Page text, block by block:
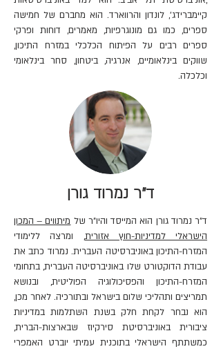
קיימברידג', לונדון והרווארד. הוא מחברם של חמישה
ספרים, כמו גם מונוגרפיות, מאמרים, דוחות ופרקי
ספרים רבים על הפיתוח הכלכלי במזרח התיכון,
שווקים בינלאומיים, אנרגיה, ביטחון, סחר בינלאומי
וכלכלה.
ד"ר נמרוד גורן
ד"ר נמרוד גורן הוא המייסד והיו"ר של מיתווים – המכון
הישראלי למדיניות-חוץ אזורית, ומרצה ללימודי
המזרח-התיכון באוניברסיטה העברית. נמרוד כתב את
עבודת הדוקטורט שלו באוניברסיטה העברית, בתחומי
המזרח-התיכון והפסיכולוגיה הפוליטית, ובנושא
תמריצים ותהליכי שלום בישראל ובתורכיה. לאחר מכן,
הוא נבחר לקחת חלק בשנת השתלמות במדיניות
ציבורית באוניברסיטת סירקיוז שבארצות-הברית,
כמשתתף הישראלי בתוכנית עמיתי יוברט האמפרי